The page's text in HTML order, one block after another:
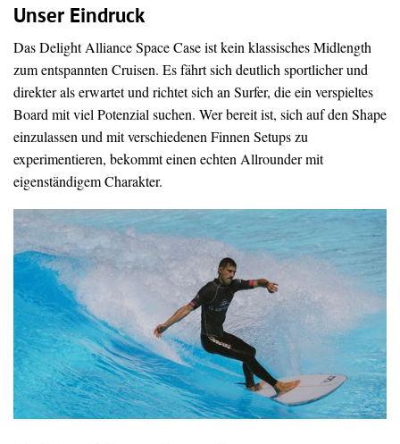
Unser Eindruck
Das Delight Alliance Space Case ist kein klassisches Midlength
zum entspannten Cruisen. Es fährt sich deutlich sportlicher und
direkter als erwartet und richtet sich an Surfer, die ein verspieltes
Board mit viel Potenzial suchen. Wer bereit ist, sich auf den Shape
einzulassen und mit verschiedenen Finnen Setups zu
experimentieren, bekommt einen echten Allrounder mit
eigenständigem Charakter.